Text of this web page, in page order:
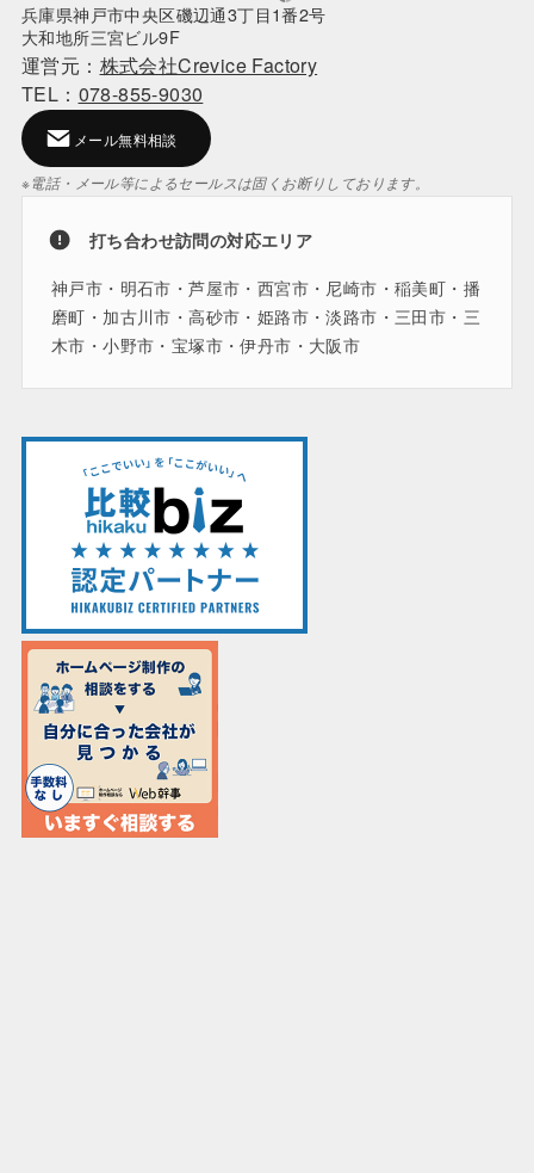
兵庫県神戸市中央区磯辺通3丁目1番2号
大和地所三宮ビル9F
運営元： 株式会社Crevice Factory
TEL： 078-855-9030
メール無料相談
※電話・メール等によるセールスは固くお断りしております。
打ち合わせ訪問の対応エリア
神戸市・明石市・芦屋市・西宮市・尼崎市・稲美町・播
磨町・加古川市・高砂市・姫路市・淡路市・三田市・三
木市・小野市・宝塚市・伊丹市・大阪市